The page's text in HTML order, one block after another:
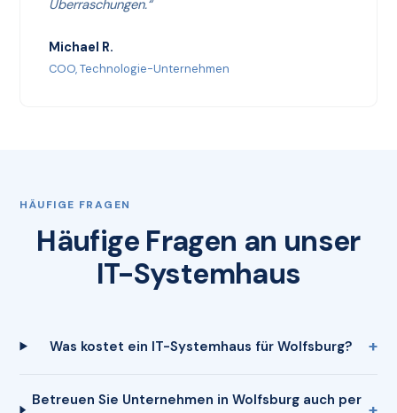
Überraschungen.“
Michael R.
COO, Technologie-Unternehmen
HÄUFIGE FRAGEN
Häufige Fragen an unser
IT-Systemhaus
Was kostet ein IT-Systemhaus für Wolfsburg?
Betreuen Sie Unternehmen in Wolfsburg auch per